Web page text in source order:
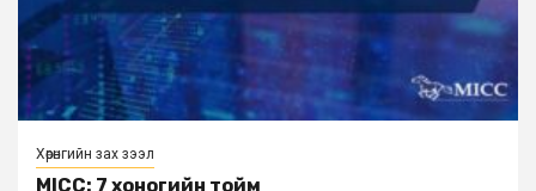
Хөрөнгийн зах зээл
MICC: 7 хоногийн тойм